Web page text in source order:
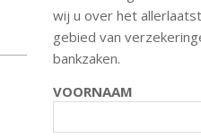
wij u over het
gebied van
bankzaken.
VOORNAAM